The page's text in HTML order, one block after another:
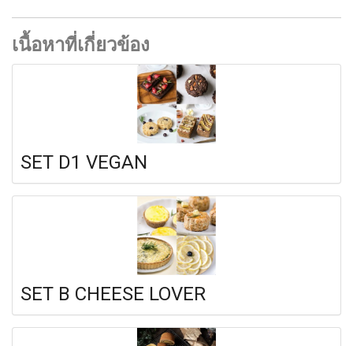
เนื้อหาที่เกี่ยวข้อง
SET D1 VEGAN
SET B CHEESE LOVER